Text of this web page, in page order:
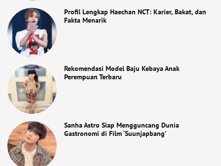
Profil Lengkap Haechan NCT: Karier, Bakat, dan
Fakta Menarik
Rekomendasi Model Baju Kebaya Anak
Perempuan Terbaru
Sanha Astro Siap Mengguncang Dunia
Gastronomi di Film ‘Suunjapbang’